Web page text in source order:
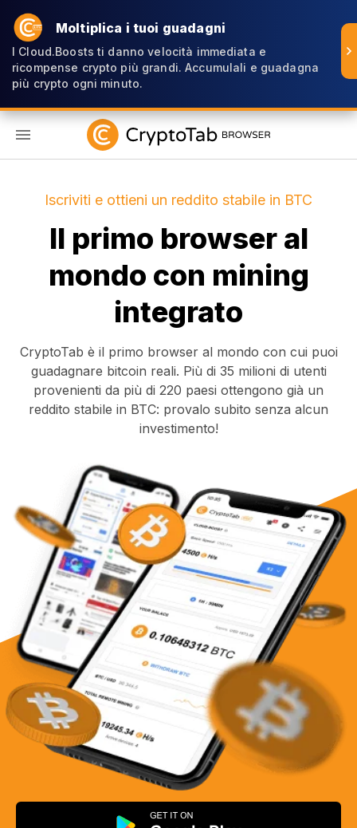
Moltiplica i tuoi guadagni
I Cloud.Boosts ti danno velocità immediata e
ricompense crypto più grandi. Accumulali e guadagna
più crypto ogni minuto.
Iscriviti e ottieni un reddito stabile in BTC
Il primo browser al
mondo con mining
integrato
CryptoTab è il primo browser al mondo con cui puoi
guadagnare bitcoin reali. Più di 35 milioni di utenti
provenienti da più di 220 paesi ottengono già un
reddito stabile in BTC: provalo subito senza alcun
investimento!